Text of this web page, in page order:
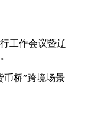
工作会议暨辽
币桥”跨境场景